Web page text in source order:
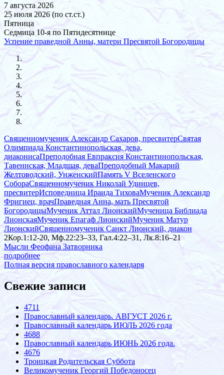
7 августа 2026
25 июля 2026 (по ст.ст.)
Пятница
Седмица 10-я по Пятидесятнице
Успение праведной Анны, матери Пресвятой Богородицы
Священномученик Александр Сахаров, пресвитерСвятая
Олимпиада Константинопольская, дева,
диаконисаПреподобная Евпраксия Константинопольская,
Тавеннская, Младшая, деваПреподобный Макарий
Желтоводский, УнженскийПамять V Вселенского
СобораСвященномученик Николай Удинцев,
пресвитерИсповедница Ираида ТиховаМученик Александр
Фригиец, врачПраведная Анна, мать Пресвятой
БогородицыМученик Аттал ЛионскийМученица Библиада
ЛионскаяМученик Епагаф ЛионскийМученик Матур
ЛионскийСвященномученик Санкт Лионский, диакон
2Кор.1:12-20, Мф.22:23–33, Гал.4:22–31, Лк.8:16–21
Мысли Феофана Затворника
подробнее
Полная версия православного календаря
Свежие записи
4711
Православный календарь. АВГУСТ 2026 г.
Православный календарь ИЮЛЬ 2026 года
4688
Православный календарь ИЮНЬ 2026 года.
4676
Троицкая Родительская Суббота
Великомученик Георгий Победоносец